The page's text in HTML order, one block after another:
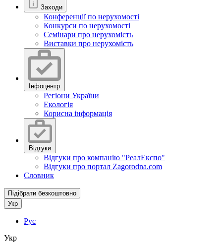
Заходи
Конференції по нерухомості
Конкурси по нерухомості
Семінари про нерухомість
Виставки про нерухомість
Інфоцентр
Регіони України
Екологія
Корисна інформація
Відгуки
Відгуки про компанію "РеалЕкспо"
Відгуки про портал Zagorodna.com
Словник
Підібрати безкоштовно
Укр
Рус
Укр